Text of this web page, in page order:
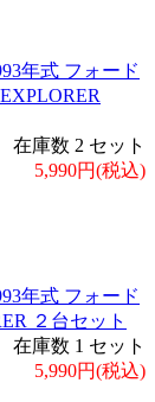
年式 フォード
在庫数 2 セット
5,990円(税込)
年式 フォード
２台セット
在庫数 1 セット
5,990円(税込)